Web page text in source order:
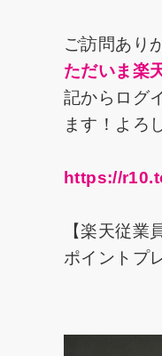
ご訪問あり
ただいま楽
記からログ
ます！よろ
https://
【楽天従
ポイントプ